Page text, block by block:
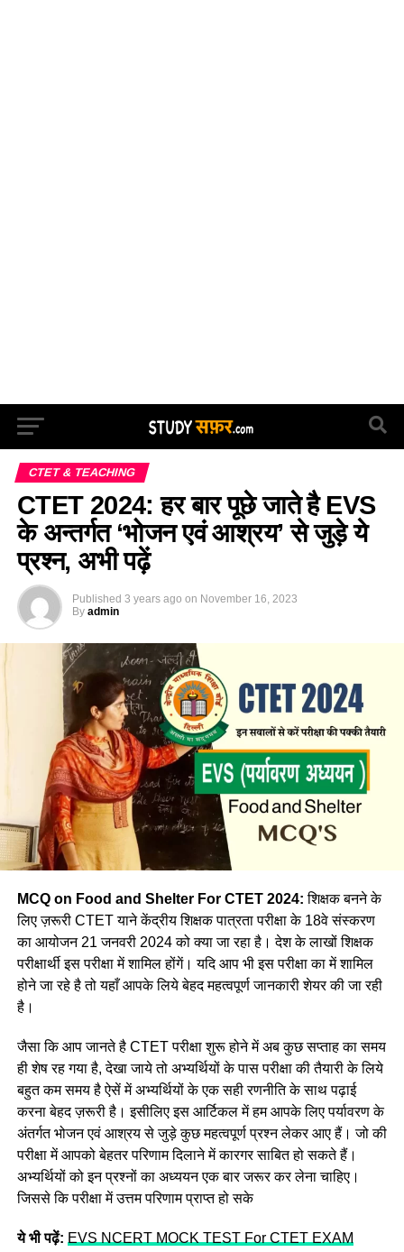
CTET & TEACHING
CTET 2024: हर बार पूछे जाते है EVS
के अन्तर्गत ‘भोजन एवं आश्रय’ से जुड़े ये
प्रश्न, अभी पढ़ें
Published 3 years ago on November 16, 2023
By admin
MCQ on Food and Shelter For CTET 2024: शिक्षक बनने के
लिए ज़रूरी CTET याने केंद्रीय शिक्षक पात्रता परीक्षा के 18वे संस्करण
का आयोजन 21 जनवरी 2024 को क्या जा रहा है। देश के लाखों शिक्षक
परीक्षार्थी इस परीक्षा में शामिल होंगें। यदि आप भी इस परीक्षा का में शामिल
होने जा रहे है तो यहाँ आपके लिये बेहद महत्वपूर्ण जानकारी शेयर की जा रही
है।
जैसा कि आप जानते है CTET परीक्षा शुरू होने में अब कुछ सप्ताह का समय
ही शेष रह गया है, देखा जाये तो अभ्यर्थियों के पास परीक्षा की तैयारी के लिये
बहुत कम समय है ऐसें में अभ्यर्थियों के एक सही रणनीति के साथ पढ़ाई
करना बेहद ज़रूरी है। इसीलिए इस आर्टिकल में हम आपके लिए पर्यावरण के
अंतर्गत भोजन एवं आश्रय से जुड़े कुछ महत्वपूर्ण प्रश्न लेकर आए हैं। जो की
परीक्षा में आपको बेहतर परिणाम दिलाने में कारगर साबित हो सकते हैं।
अभ्यर्थियों को इन प्रश्नों का अध्ययन एक बार जरूर कर लेना चाहिए।
जिससे कि परीक्षा में उत्तम परिणाम प्राप्त हो सके
ये भी पढ़ें: EVS NCERT MOCK TEST For CTET EXAM